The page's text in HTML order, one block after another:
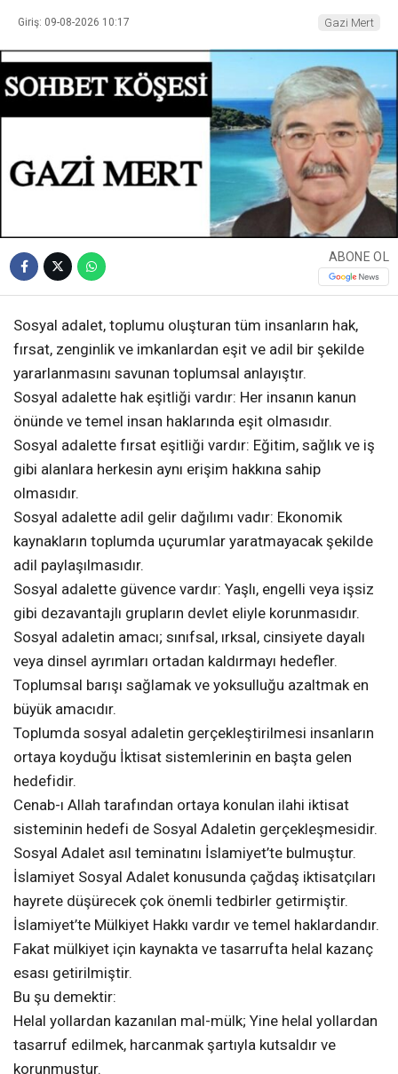
Giriş: 09-08-2026 10:17 Gazi Mert
ABONE OL
Sosyal adalet, toplumu oluşturan tüm insanların hak,
fırsat, zenginlik ve imkanlardan eşit ve adil bir şekilde
yararlanmasını savunan toplumsal anlayıştır.
Sosyal adalette hak eşitliği vardır: Her insanın kanun
önünde ve temel insan haklarında eşit olmasıdır.
Sosyal adalette fırsat eşitliği vardır: Eğitim, sağlık ve iş
gibi alanlara herkesin aynı erişim hakkına sahip
olmasıdır.
Sosyal adalette adil gelir dağılımı vadır: Ekonomik
kaynakların toplumda uçurumlar yaratmayacak şekilde
adil paylaşılmasıdır.
Sosyal adalette güvence vardır: Yaşlı, engelli veya işsiz
gibi dezavantajlı grupların devlet eliyle korunmasıdır.
Sosyal adaletin amacı; sınıfsal, ırksal, cinsiyete dayalı
veya dinsel ayrımları ortadan kaldırmayı hedefler.
Toplumsal barışı sağlamak ve yoksulluğu azaltmak en
büyük amacıdır.
Toplumda sosyal adaletin gerçekleştirilmesi insanların
ortaya koyduğu İktisat sistemlerinin en başta gelen
hedefidir.
Cenab-ı Allah tarafından ortaya konulan ilahi iktisat
sisteminin hedefi de Sosyal Adaletin gerçekleşmesidir.
Sosyal Adalet asıl teminatını İslamiyet’te bulmuştur.
İslamiyet Sosyal Adalet konusunda çağdaş iktisatçıları
hayrete düşürecek çok önemli tedbirler getirmiştir.
İslamiyet’te Mülkiyet Hakkı vardır ve temel haklardandır.
Fakat mülkiyet için kaynakta ve tasarrufta helal kazanç
esası getirilmiştir.
Bu şu demektir:
Helal yollardan kazanılan mal-mülk; Yine helal yollardan
tasarruf edilmek, harcanmak şartıyla kutsaldır ve
korunmuştur.